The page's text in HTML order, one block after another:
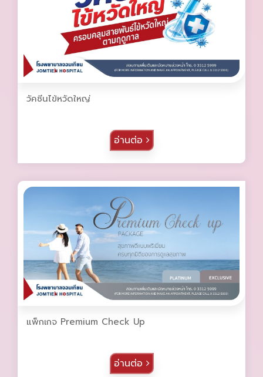
วัคซีนไข้หวัดใหญ่
อ่านต่อ
แพ็กเกจ Premium Check Up
อ่านต่อ